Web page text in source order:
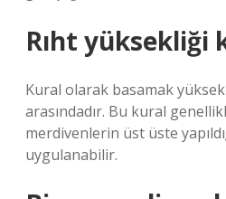
Rıht yüksekliği
Kural olarak basamak
arasındadır. Bu kural
merdivenlerin üst üste
uygulanabilir.